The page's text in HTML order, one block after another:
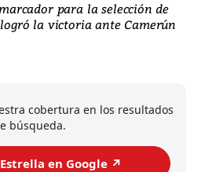
para la selección de
la victoria ante Camerún
cobertura en los resultados
búsqueda.
en Google ↗️